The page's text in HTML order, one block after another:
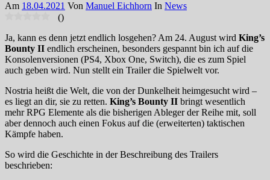
Am 18.04.2021 Von Manuel Eichhorn In News
()
Ja, kann es denn jetzt endlich losgehen? Am 24. August wird King’s
Bounty II endlich erscheinen, besonders gespannt bin ich auf die
Konsolenversionen (PS4, Xbox One, Switch), die es zum Spiel
auch geben wird. Nun stellt ein Trailer die Spielwelt vor.
Nostria heißt die Welt, die von der Dunkelheit heimgesucht wird –
es liegt an dir, sie zu retten. King’s Bounty II bringt wesentlich
mehr RPG Elemente als die bisherigen Ableger der Reihe mit, soll
aber dennoch auch einen Fokus auf die (erweiterten) taktischen
Kämpfe haben.
So wird die Geschichte in der Beschreibung des Trailers
beschrieben: